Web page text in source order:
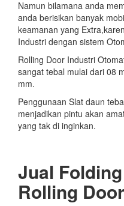
Namun bilamana anda
anda berisikan banyak
keamanan yang
Industri dengan sistem
Rolling Door Industri
sangat tebal mulai dari 08
mm.
Penggunaan Slat daun
menjadikan pintu akan
yang tak di inginkan.
Jual
Rolling Door